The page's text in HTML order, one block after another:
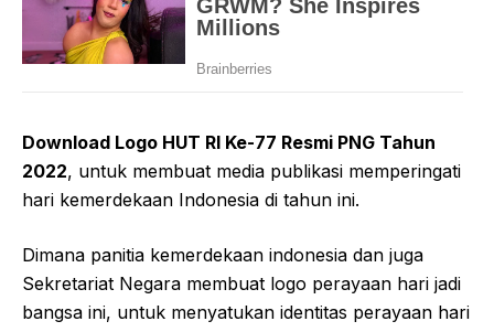
Download Logo HUT RI Ke-77 Resmi PNG Tahun
2022, untuk membuat media publikasi memperingati
hari kemerdekaan Indonesia di tahun ini.
Dimana panitia kemerdekaan indonesia dan juga
Sekretariat Negara membuat logo perayaan hari jadi
bangsa ini, untuk menyatukan identitas perayaan hari